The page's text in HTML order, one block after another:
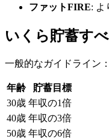
ファットFIRE: よ
いくら貯蓄す
一般的なガイドライン：
年齢
貯蓄目標
30歳 年収の1倍
40歳 年収の3倍
50歳 年収の6倍